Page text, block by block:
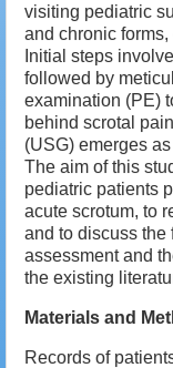
visiting pediatric
and chronic
Initial steps
followed by
examination (PE)
behind scrotal
(USG) emerges
The aim of this
pediatric patients
acute scrotum, to
and to discuss the
assessment and
the existing
Materials and
Records of